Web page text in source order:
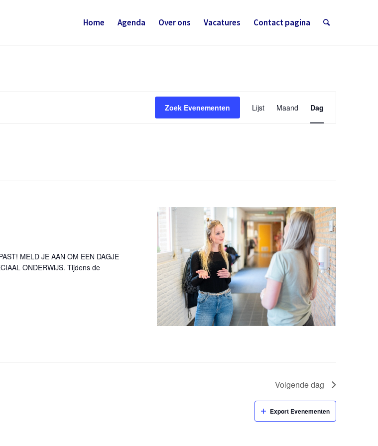
Home Agenda Over ons Vacatures Contact pagina
Zoek Evenementen
weergaven
Lijst Maand Dag
MELD JE AAN OM EEN DAGJE
ONDERWIJS. Tijdens de
Volgende dag
Export Evenementen